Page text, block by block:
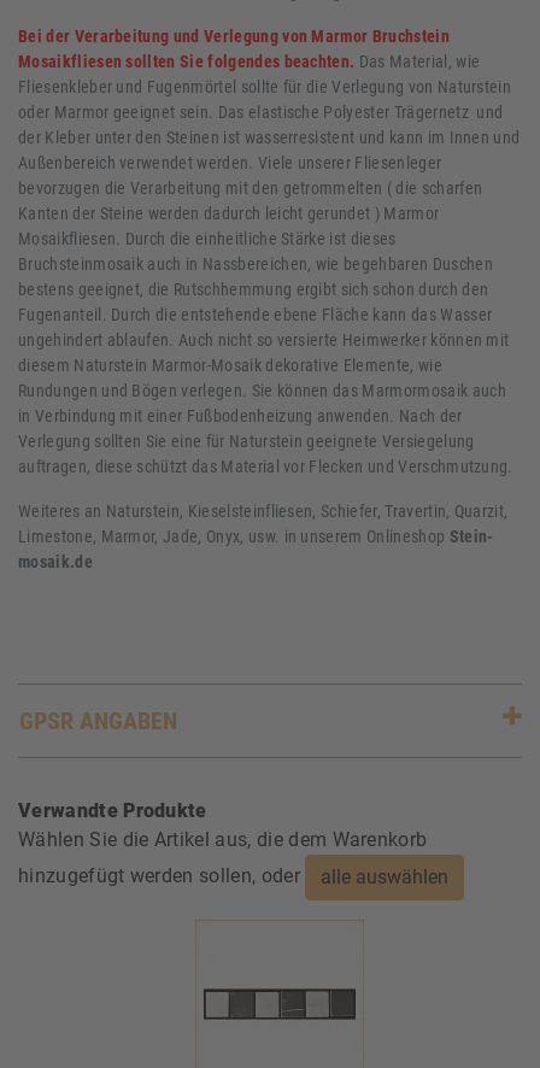
Bei der Verarbeitung und Verlegung von Marmor Bruchstein
Mosaikfliesen sollten Sie folgendes beachten. Das Material, wie
Fliesenkleber und Fugenmörtel sollte für die Verlegung von Naturstein
oder Marmor geeignet sein. Das elastische Polyester Trägernetz und
der Kleber unter den Steinen ist wasserresistent und kann im Innen und
Außenbereich verwendet werden. Viele unserer Fliesenleger
bevorzugen die Verarbeitung mit den getrommelten ( die scharfen
Kanten der Steine werden dadurch leicht gerundet ) Marmor
Mosaikfliesen. Durch die einheitliche Stärke ist dieses
Bruchsteinmosaik auch in Nassbereichen, wie begehbaren Duschen
bestens geeignet, die Rutschhemmung ergibt sich schon durch den
Fugenanteil. Durch die entstehende ebene Fläche kann das Wasser
ungehindert ablaufen. Auch nicht so versierte Heimwerker können mit
diesem Naturstein Marmor-Mosaik dekorative Elemente, wie
Rundungen und Bögen verlegen. Sie können das Marmormosaik auch
in Verbindung mit einer Fußbodenheizung anwenden. Nach der
Verlegung sollten Sie eine für Naturstein geeignete Versiegelung
auftragen, diese schützt das Material vor Flecken und Verschmutzung.
Weiteres an Naturstein, Kieselsteinfliesen, Schiefer, Travertin, Quarzit,
Limestone, Marmor, Jade, Onyx, usw. in unserem Onlineshop Stein-
mosaik.de
GPSR ANGABEN
Verwandte Produkte
Wählen Sie die Artikel aus, die dem Warenkorb
hinzugefügt werden sollen, oder
alle auswählen